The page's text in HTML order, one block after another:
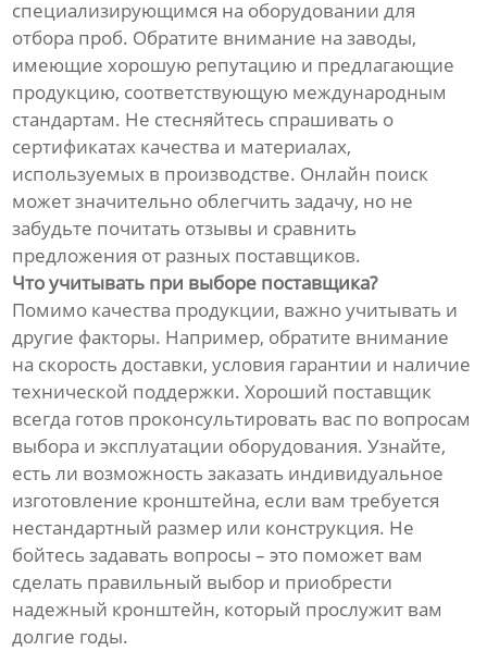
специализирующимся на оборудовании для
отбора проб. Обратите внимание на заводы,
имеющие хорошую репутацию и предлагающие
продукцию, соответствующую международным
стандартам. Не стесняйтесь спрашивать о
сертификатах качества и материалах,
используемых в производстве. Онлайн поиск
может значительно облегчить задачу, но не
забудьте почитать отзывы и сравнить
предложения от разных поставщиков.
Что учитывать при выборе поставщика?
Помимо качества продукции, важно учитывать и
другие факторы. Например, обратите внимание
на скорость доставки, условия гарантии и наличие
технической поддержки. Хороший поставщик
всегда готов проконсультировать вас по вопросам
выбора и эксплуатации оборудования. Узнайте,
есть ли возможность заказать индивидуальное
изготовление кронштейна, если вам требуется
нестандартный размер или конструкция. Не
бойтесь задавать вопросы – это поможет вам
сделать правильный выбор и приобрести
надежный кронштейн, который прослужит вам
долгие годы.